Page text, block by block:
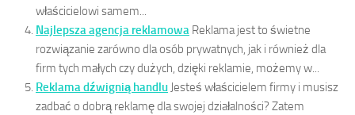
właścicielowi samem...
Najlepsza agencja reklamowa Reklama jest to świetne
rozwiązanie zarówno dla osób prywatnych, jak i również dla
firm tych małych czy dużych, dzięki reklamie, możemy w...
Reklama dźwignią handlu Jesteś właścicielem firmy i musisz
zadbać o dobrą reklamę dla swojej działalności? Zatem